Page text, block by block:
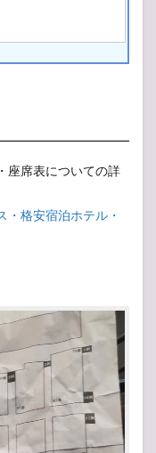
座席表についての詳
・格安宿泊ホテル・